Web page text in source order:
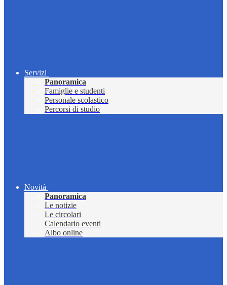
Servizi
Panoramica
Famiglie e studenti
Personale scolastico
Percorsi di studio
Novità
Panoramica
Le notizie
Le circolari
Calendario eventi
Albo online